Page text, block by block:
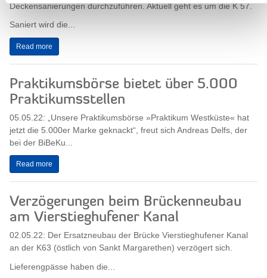
Deckensanierungen durchzuführen. Aktuell geht es um die K 57.
Saniert wird die...
Read more
Praktikumsbörse bietet über 5.000
Praktikumsstellen
05.05.22: „Unsere Praktikumsbörse »Praktikum Westküste« hat
jetzt die 5.000er Marke geknackt“, freut sich Andreas Delfs, der
bei der BiBeKu...
Read more
Verzögerungen beim Brückenneubau
am Vierstieghufener Kanal
02.05.22: Der Ersatzneubau der Brücke Vierstieghufener Kanal
an der K63 (östlich von Sankt Margarethen) verzögert sich.
Lieferengpässe haben die...